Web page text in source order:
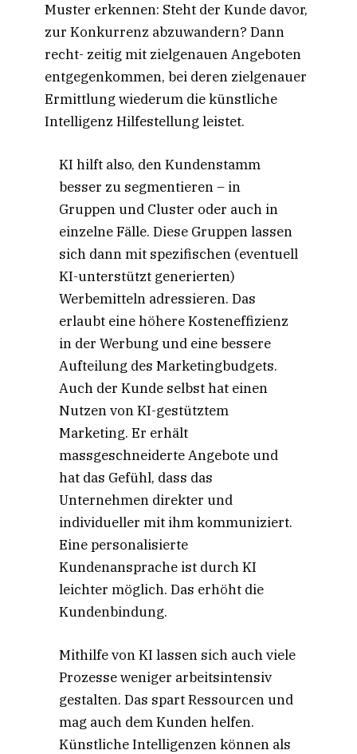
Muster erkennen: Steht der Kunde davor,
zur Konkurrenz abzuwandern? Dann
recht- zeitig mit zielgenauen Angeboten
entgegenkommen, bei deren zielgenauer
Ermittlung wiederum die künstliche
Intelligenz Hilfestellung leistet.
KI hilft also, den Kundenstamm
besser zu segmentieren – in
Gruppen und Cluster oder auch in
einzelne Fälle. Diese Gruppen lassen
sich dann mit spezifischen (eventuell
KI-unterstützt generierten)
Werbemitteln adressieren. Das
erlaubt eine höhere Kosteneffizienz
in der Werbung und eine bessere
Aufteilung des Marketingbudgets.
Auch der Kunde selbst hat einen
Nutzen von KI-gestütztem
Marketing. Er erhält
massgeschneiderte Angebote und
hat das Gefühl, dass das
Unternehmen direkter und
individueller mit ihm kommuniziert.
Eine personalisierte
Kundenansprache ist durch KI
leichter möglich. Das erhöht die
Kundenbindung.
Mithilfe von KI lassen sich auch viele
Prozesse weniger arbeitsintensiv
gestalten. Das spart Ressourcen und
mag auch dem Kunden helfen.
Künstliche Intelligenzen können als